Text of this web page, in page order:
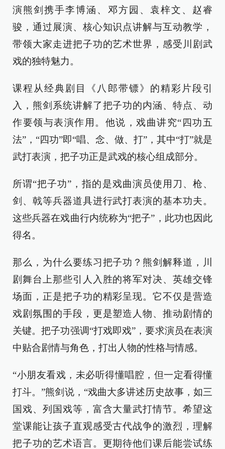
演熊剑携手李博涵、邓方园、袁梓文、赵睿
骏，通过展演、核心知识点讲解与互动教学，
带领大家走进把子功的艺术世界，感受川剧武
戏的独特魅力。
课程从经典剧目《八郎带镖》的精彩片段引
入，熊剑系统讲解了把子功的内涵、特点、动
作要领与表演作用。他说，戏曲讲究“四功五
法”，“四功”即“唱、念、做、打”，其中“打”就是
武打表演，把子功正是武戏的核心组成部分。
所谓“把子功”，指的是戏曲演员使用刀、枪、
剑、戟等兵器道具进行武打表演的基本功夫。
这些兵器在戏曲行内统称为“把子”，此功也因此
得名。
那么，为什么要练习把子功？熊剑解释道，川
剧舞台上那些引人入胜的将军对决、英雄交锋
场面，正是把子功的精彩呈现。它不仅是营造
戏剧氛围的手段，更是塑造人物、推动剧情的
关键。把子功强调“打戏即戏”，要求演员在表演
中贴合剧情与角色，打出人物的性格与情感。
“小朋友看戏，未必听得懂唱腔，但一定看得懂
打斗。”熊剑说，“戏曲大多讲述历史故事，如三
国戏、列国戏等，富含大量武打情节。希望这
堂课能让孩子直观感受古代战争的激烈，理解
把子功的艺术语言。更期待他们课后能尝试练